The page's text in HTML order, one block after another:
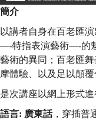
簡介
以講者自身在百老匯
—-特指表演藝術—-的
藝術的異同；百老匯
摩體驗、以及足以顛
是次講座以網上形式
語言: 廣東話，穿插普